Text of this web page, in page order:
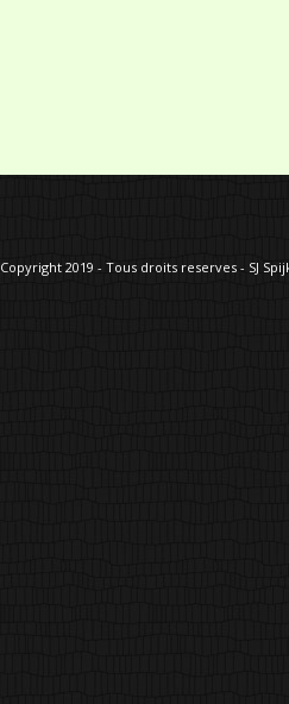
Copyright 2019 - Tous droits reserves - SJ